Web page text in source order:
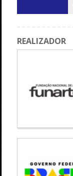
REALIZADOR